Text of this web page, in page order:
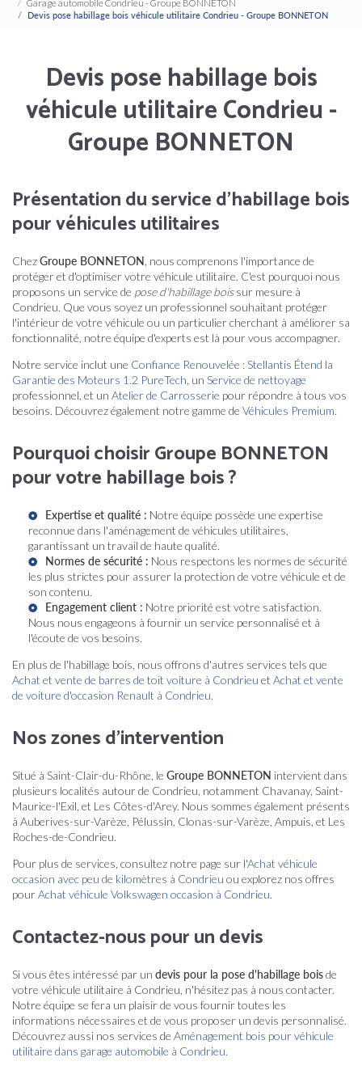
Garage automobile Condrieu - Groupe BONNETON
Devis pose habillage bois véhicule utilitaire Condrieu - Groupe BONNETON
Devis pose habillage bois
véhicule utilitaire Condrieu -
Groupe BONNETON
Présentation du service d'habillage bois
pour véhicules utilitaires
ChezGroupe BONNETON , nous comprenons l'importance de
protéger et d'optimiser votre véhicule utilitaire. C'est pourquoi nous
proposons un service de pose d'habillage boissur mesure à
Condrieu. Que vous soyez un professionnel souhaitant protéger
l'intérieur de votre véhicule ou un particulier cherchant à améliorer sa
fonctionnalité, notre équipe d'experts est là pour vous accompagner.
Notre service inclut une Confiance Renouvelée : Stellantis Étend la
Garantie des Moteurs 1.2 PureTech , un Service de nettoyage
professionnel, et un Atelier de Carrosserie pour répondre à tous vos
besoins. Découvrez également notre gamme de Véhicules Premium.
Pourquoi choisir Groupe BONNETON
pour votre habillage bois ?
Expertise et qualité : Notre équipe possède une expertise
reconnue dans l'aménagement de véhicules utilitaires,
garantissant un travail de haute qualité.
Normes de sécurité : Nous respectons les normes de sécurité
les plus strictes pour assurer la protection de votre véhicule et de
son contenu.
Engagement client : Notre priorité est votre satisfaction.
Nous nous engageons à fournir un service personnalisé et à
l'écoute de vos besoins.
En plus de l'habillage bois, nous offrons d'autres services tels que
Achat et vente de barres de toit voiture à Condrieu et Achat et vente
de voiture d'occasion Renault à Condrieu.
Nos zones d'intervention
Situé à Saint-Clair-du-Rhône, le Groupe BONNETON intervient dans
plusieurs localités autour de Condrieu, notamment Chavanay, Saint-
Maurice-l'Exil, et Les Côtes-d'Arey. Nous sommes également présents
à Auberives-sur-Varèze, Pélussin, Clonas-sur-Varèze, Ampuis, et Les
Roches-de-Condrieu.
Pour plus de services, consultez notre page sur l'Achat véhicule
occasion avec peu de kilomètres à Condrieu ou explorez nos offres
pourAchat véhicule Volkswagen occasion à Condrieu.
Contactez-nous pour un devis
Si vous êtes intéressé par un devis pour la pose d'habillage boisde
votre véhicule utilitaire à Condrieu, n'hésitez pas à nous contacter.
Notre équipe se fera un plaisir de vous fournir toutes les
informations nécessaires et de vous proposer un devis personnalisé.
Découvrez aussi nos services de Aménagement bois pour véhicule
utilitaire dans garage automobile à Condrieu.